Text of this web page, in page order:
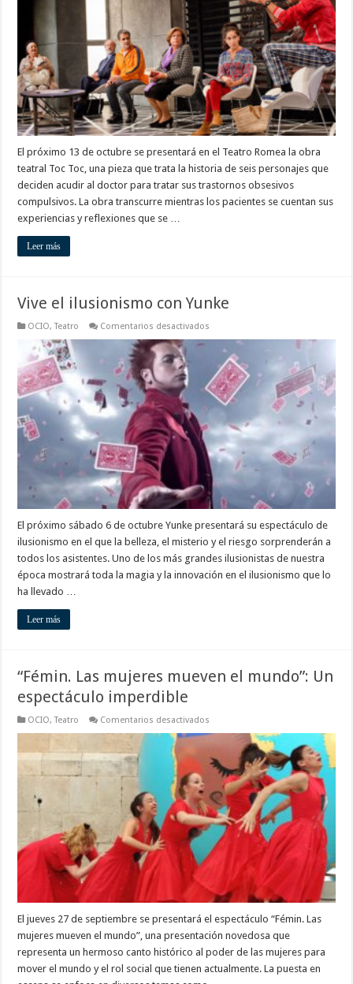
El próximo 13 de octubre se presentará en el Teatro Romea la obra
teatral Toc Toc, una pieza que trata la historia de seis personajes que
deciden acudir al doctor para tratar sus trastornos obsesivos
compulsivos. La obra transcurre mientras los pacientes se cuentan sus
experiencias y reflexiones que se …
Leer más
Vive el ilusionismo con Yunke
OCIO,Teatro Comentarios desactivados
ilusionismo
con
Yunke
El próximo sábado 6 de octubre Yunke presentará su espectáculo de
ilusionismo en el que la belleza, el misterio y el riesgo sorprenderán a
todos los asistentes. Uno de los más grandes ilusionistas de nuestra
época mostrará toda la magia y la innovación en el ilusionismo que lo
ha llevado …
Leer más
“Fémin. Las mujeres mueven el mundo”: Un
espectáculo imperdible
OCIO,Teatro Comentarios desactivados
mujeres
mueven
el
mundo”:
Un
espectáculo
imperdible
El jueves 27 de septiembre se presentará el espectáculo “Fémin. Las
mujeres mueven el mundo”, una presentación novedosa que
representa un hermoso canto histórico al poder de las mujeres para
mover el mundo y el rol social que tienen actualmente. La puesta en